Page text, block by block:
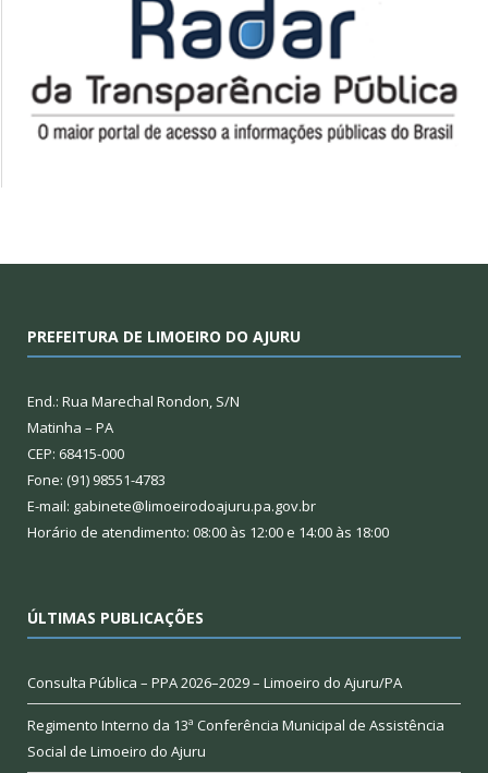
PREFEITURA DE LIMOEIRO DO AJURU
End.: Rua Marechal Rondon, S/N
Matinha – PA
CEP: 68415-000
Fone: (91) 98551-4783
E-mail: gabinete@limoeirodoajuru.pa.gov.br
Horário de atendimento: 08:00 às 12:00 e 14:00 às 18:00
ÚLTIMAS PUBLICAÇÕES
Consulta Pública – PPA 2026–2029 – Limoeiro do Ajuru/PA
Regimento Interno da 13ª Conferência Municipal de Assistência
Social de Limoeiro do Ajuru